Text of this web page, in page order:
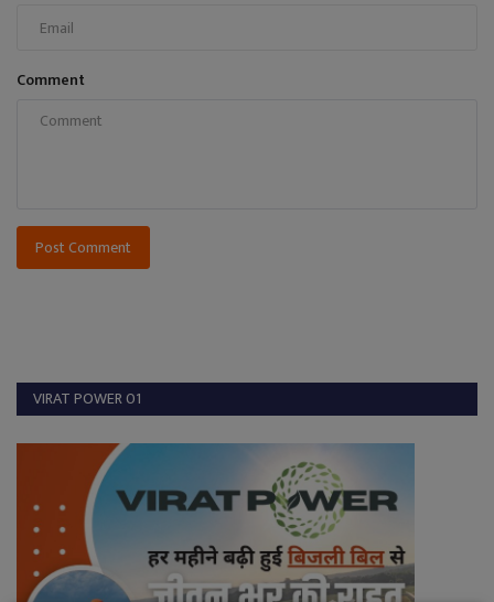
Comment
Post Comment
VIRAT POWER 01